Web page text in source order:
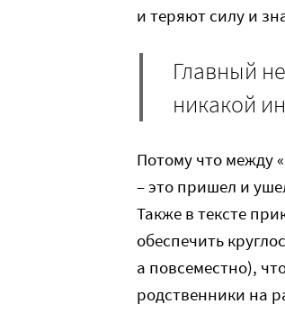
и теряют силу и
Главный
никакой
Потому что между
– это пришел и
Также в тексте
обеспечить
а повсеместно),
родственники на